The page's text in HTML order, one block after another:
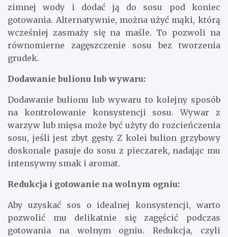
zimnej wody i dodać ją do sosu pod koniec
gotowania. Alternatywnie, można użyć mąki, którą
wcześniej zasmaży się na maśle. To pozwoli na
równomierne zagęszczenie sosu bez tworzenia
grudek.
Dodawanie bulionu lub wywaru:
Dodawanie bulionu lub wywaru to kolejny sposób
na kontrolowanie konsystencji sosu. Wywar z
warzyw lub mięsa może być użyty do rozcieńczenia
sosu, jeśli jest zbyt gęsty. Z kolei bulion grzybowy
doskonale pasuje do sosu z pieczarek, nadając mu
intensywny smak i aromat.
Redukcja i gotowanie na wolnym ogniu:
Aby uzyskać sos o idealnej konsystencji, warto
pozwolić mu delikatnie się zagęścić podczas
gotowania na wolnym ogniu. Redukcja, czyli